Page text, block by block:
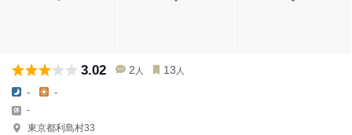
3.02 2 人 13 人
- -
-
東京都利島村33